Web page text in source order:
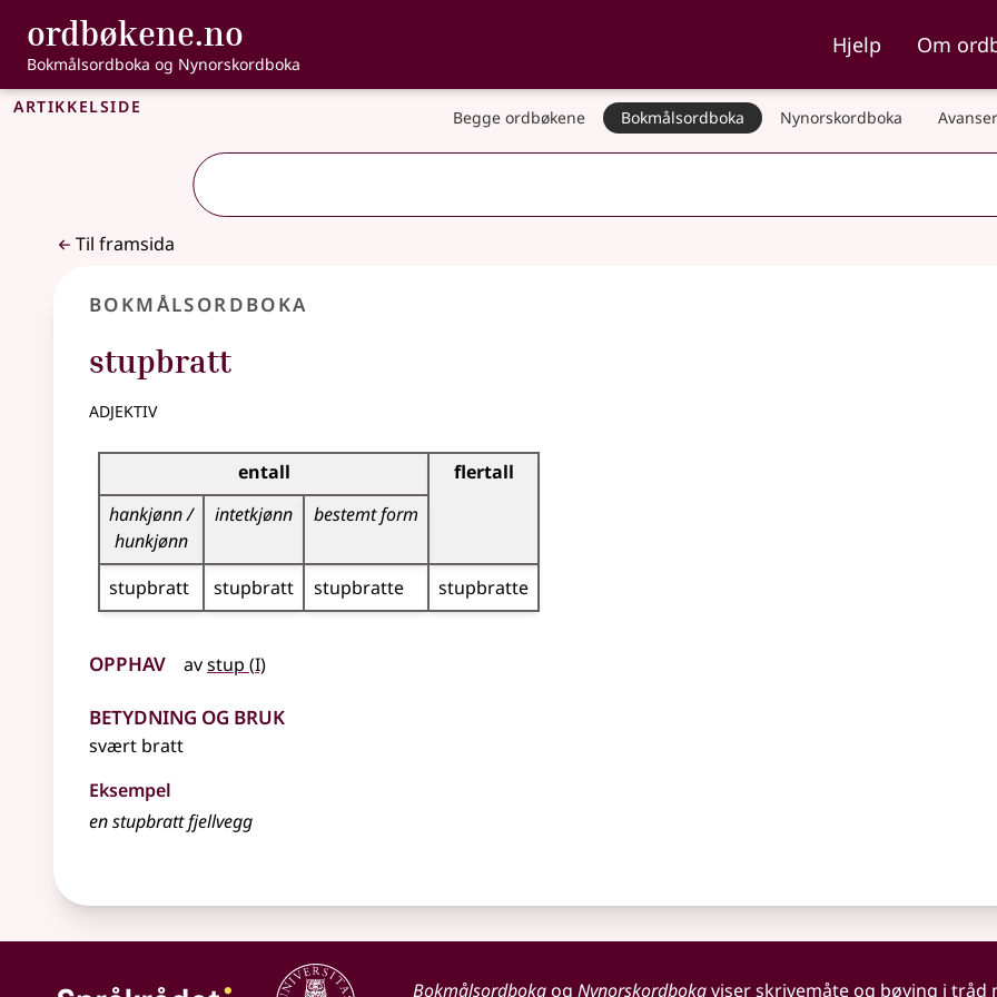
Gå til hovudinnhald
Tilgjenge
ordbøkene.no , Bokmålsordboka og Nynorskordboka
Bokmålsordboka og Nynorskordboka
Hjelp Om
Artikkelside Begge ordbøkene Bokmålsordboka Nynorskordboka
Til framsida
Bokmålsordboka
stupbratt
adjektiv
Bøyingstabell for dette adjektivet
entall
flertall
hankjønn /
hunkjønn
intetkjønn bestemt form
stupbratt stupbratt stupbratte stupbratte
Opphav avstup (1
I)
Betydning og bruk
svært bratt
Eksempel
en stupbratt fjellvegg
Bokmålsordbokaog Nynorskordbokaviser skrivemåte og bøying i tråd